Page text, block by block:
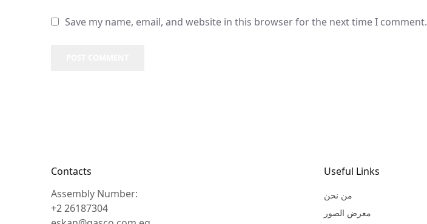
Save my name, email, and website in this browser for the next time I comment.
Contacts
Assembly Number:
+2 26187304
Useful Links
من نحن
معرض الصور